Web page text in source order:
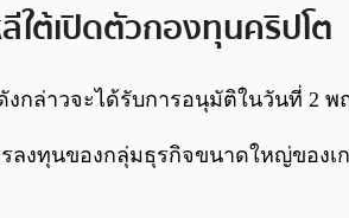
ใต้เปิดตัวกองทุนคริปโต
กล่าวจะได้รับการอนุมัติในวันที่ 2 พ
ลงทุนของกลุ่มธุรกิจขนาดใหญ่ของเ